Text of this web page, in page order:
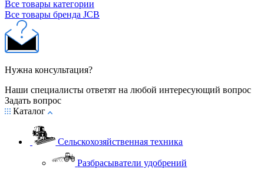
Все товары категории
Все товары бренда JCB
Нужна консультация?
Наши специалисты ответят на любой интересующий вопрос
Задать вопрос
Каталог
Сельскохозяйственная техника
Разбрасыватели удобрений